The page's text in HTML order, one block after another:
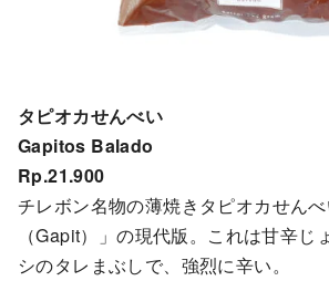
タピオカせんべい
Gapitos Balado
Rp.21.900
チレボン名物の薄焼きタピオカせん
（Gapit）」の現代版。これは甘辛じ
シのタレまぶしで、強烈に辛い。